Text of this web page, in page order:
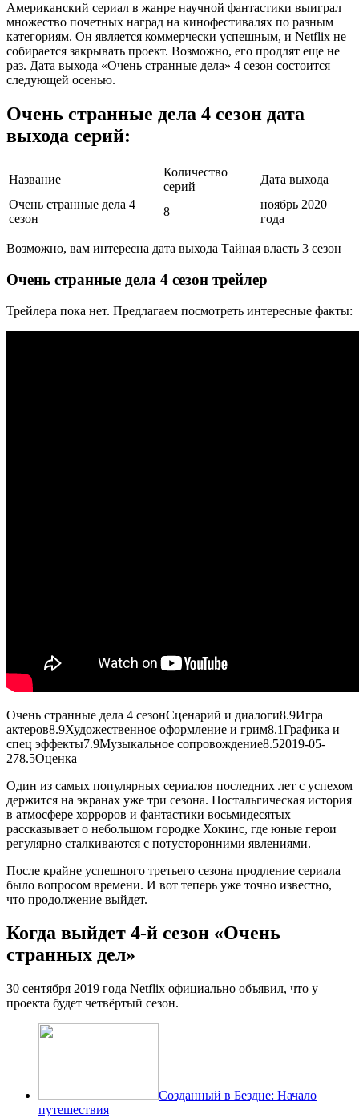
Американский сериал в жанре научной фантастики выиграл
множество почетных наград на кинофестивалях по разным
категориям. Он является коммерчески успешным, и Netflix не
собирается закрывать проект. Возможно, его продлят еще не
раз. Дата выхода «Очень странные дела» 4 сезон состоится
следующей осенью.
Очень странные дела 4 сезон дата
выхода серий:
Название
Количество
серий
Дата выхода
Очень странные дела 4
сезон
8
ноябрь 2020
года
Возможно, вам интересна дата выхода Тайная власть 3 сезон
Очень странные дела 4 сезон трейлер
Трейлера пока нет. Предлагаем посмотреть интересные факты:
Очень странные дела 4 сезонСценарий и диалоги8.9Игра
актеров8.9Художественное оформление и грим8.1Графика и
спец эффекты7.9Музыкальное сопровождение8.52019-05-
278.5Оценка
Один из самых популярных сериалов последних лет с успехом
держится на экранах уже три сезона. Ностальгическая история
в атмосфере хорроров и фантастики восьмидесятых
рассказывает о небольшом городке Хокинс, где юные герои
регулярно сталкиваются с потусторонними явлениями.
После крайне успешного третьего сезона продление сериала
было вопросом времени. И вот теперь уже точно известно,
что продолжение выйдет.
Когда выйдет 4-й сезон «Очень
странных дел»
30 сентября 2019 года Netflix официально объявил, что у
проекта будет четвёртый сезон.
Созданный в Бездне: Начало
путешествия